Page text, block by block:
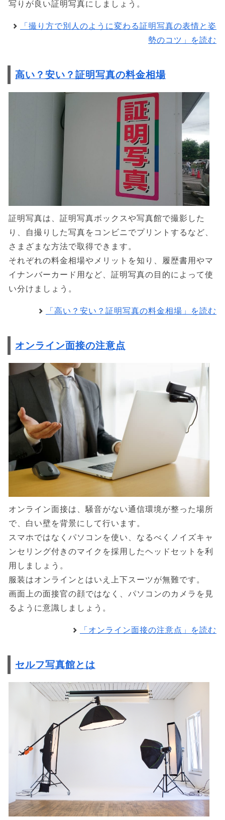
写りが良い証明写真にしましょう。
「撮り方で別人のように変わる証明写真の表情と姿
勢のコツ」を読む
高い？安い？証明写真の料金相場
証明写真は、証明写真ボックスや写真館で撮影した
り、自撮りした写真をコンビニでプリントするなど、
さまざまな方法で取得できます。
それぞれの料金相場やメリットを知り、履歴書用やマ
イナンバーカード用など、証明写真の目的によって使
い分けましょう。
「高い？安い？証明写真の料金相場」を読む
オンライン面接の注意点
オンライン面接は、騒音がない通信環境が整った場所
で、白い壁を背景にして行います。
スマホではなくパソコンを使い、なるべくノイズキャ
ンセリング付きのマイクを採用したヘッドセットを利
用しましょう。
服装はオンラインとはいえ上下スーツが無難です。
画面上の面接官の顔ではなく、パソコンのカメラを見
るように意識しましょう。
「オンライン面接の注意点」を読む
セルフ写真館とは